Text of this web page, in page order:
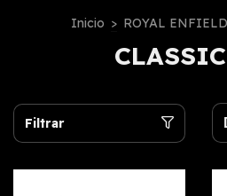
Inicio > ROYAL ENFIELD
Filtrar